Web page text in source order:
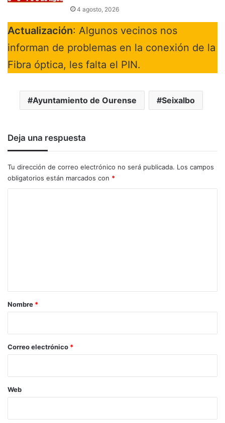
4 agosto, 2026
Actualización: Algunos vecinos nos
informan de problemas en la conexión de la
Fibra óptica, les falta el PIN.
Ayuntamiento de Ourense Seixalbo
Deja una respuesta
Tu dirección de correo electrónico no será publicada. Los campos
obligatorios están marcados con *
r
*
Nombre *
Correo electrónico *
Web